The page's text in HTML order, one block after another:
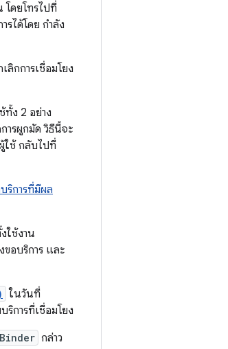
โดยโทรไปที่
ได้โดย กำลัง
ลิกการเชื่อมโยง
ทั้ง 2 อย่าง
ารผูกมัด วิธีนี้จะ
ใช้ กลับไปที่
ริการที่มีผล
ใช้งาน
ขอบริการ และ
ในวันที่
ริการที่เชื่อมโยง
กล่าว